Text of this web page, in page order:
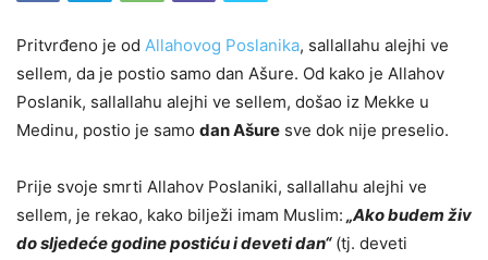
Pritvrđeno je od Allahovog Poslanika, sallallahu alejhi ve
sellem, da je postio samo dan Ašure. Od kako je Allahov
Poslanik, sallallahu alejhi ve sellem, došao iz Mekke u
Medinu, postio je samo dan Ašure sve dok nije preselio.
Prije svoje smrti Allahov Poslaniki, sallallahu alejhi ve
sellem, je rekao, kako bilježi imam Muslim: „Ako budem živ
do sljedeće godine postiću i deveti dan“(tj. deveti